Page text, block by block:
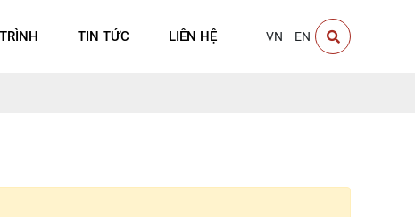
TIN TỨC LIÊN HỆ VN EN